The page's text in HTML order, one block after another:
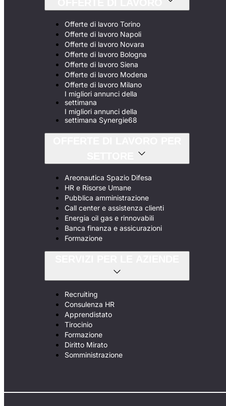
Offerte di lavoro Torino
Offerte di lavoro Napoli
Offerte di lavoro Novara
Offerte di lavoro Bologna
Offerte di lavoro Siena
Offerte di lavoro Modena
Offerte di lavoro Milano
I migliori annunci della
settimana
I migliori annunci della
settimana Synergie68
Areonautica Spazio Difesa
HR e Risorse Umane
Pubblica amministrazione
Call center e assistenza clienti
Energia oil gas e rinnovabili
Banca finanza e assicurazioni
Formazione
Recruiting
Consulenza HR
Apprendistato
Tirocinio
Formazione
Diritto Mirato
Somministrazione